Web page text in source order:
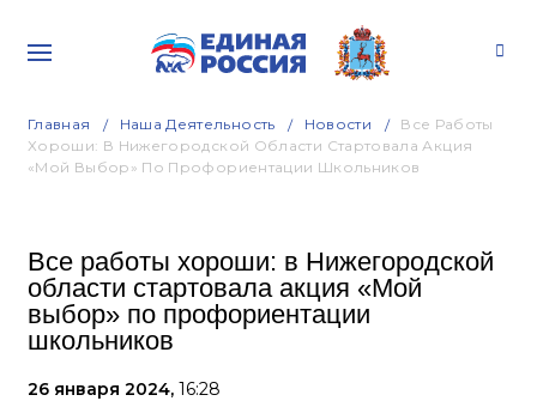
Главная Наша Деятельность Новости
Все Работы
Хороши: В Нижегородской Области Стартовала Акция
«Мой Выбор» По Профориентации Школьников
Все работы хороши: в Нижегородской
области стартовала акция «Мой
выбор» по профориентации
школьников
26 января 2024, 16:28